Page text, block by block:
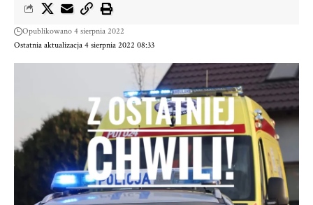
Ostatnia aktualizacja 4 sierpnia 2022 08:33
Opublikowano 4 sierpnia 2022